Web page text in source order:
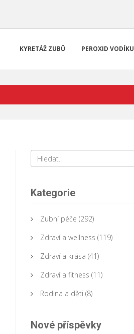
KYRETÁŽ ZUBŮ PEROXID VODÍKU
Kategorie
Zubní péče (292)
Zdraví a wellness (119)
Zdraví a krása (41)
Zdraví a fitness (11)
Rodina a děti (8)
Nové příspěvky